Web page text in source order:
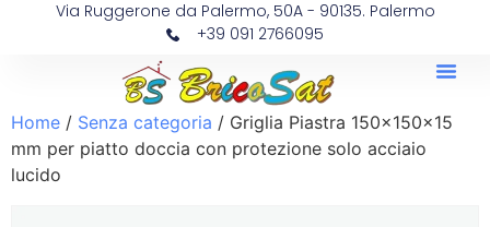
Via Ruggerone da Palermo, 50A - 90135. Palermo
+39 091 2766095
Home / Senza categoria / Griglia Piastra 150x150x15
mm per piatto doccia con protezione solo acciaio
lucido